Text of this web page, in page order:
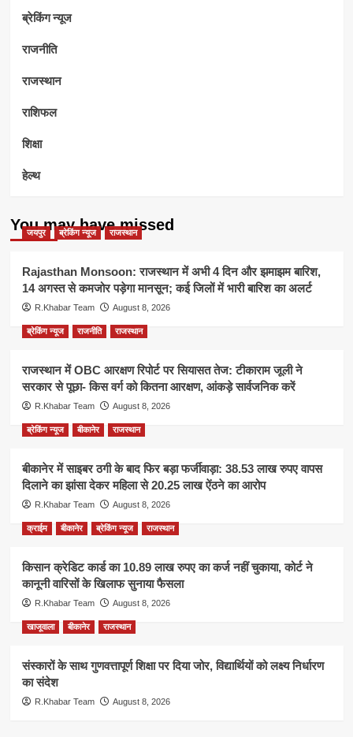
ब्रेकिंग न्यूज
राजनीति
राजस्थान
राशिफल
शिक्षा
हेल्थ
You may have missed
जयपुर ब्रेकिंग न्यूज राजस्थान
Rajasthan Monsoon: राजस्थान में अभी 4 दिन और झमाझम बारिश,
14 अगस्त से कमजोर पड़ेगा मानसून; कई जिलों में भारी बारिश का अलर्ट
R.Khabar Team August 8, 2026
ब्रेकिंग न्यूज राजनीति राजस्थान
राजस्थान में OBC आरक्षण रिपोर्ट पर सियासत तेज: टीकाराम जूली ने
सरकार से पूछा- किस वर्ग को कितना आरक्षण, आंकड़े सार्वजनिक करें
R.Khabar Team August 8, 2026
ब्रेकिंग न्यूज बीकानेर राजस्थान
बीकानेर में साइबर ठगी के बाद फिर बड़ा फर्जीवाड़ा: 38.53 लाख रुपए वापस
दिलाने का झांसा देकर महिला से 20.25 लाख ऐंठने का आरोप
R.Khabar Team August 8, 2026
क्राईम बीकानेर ब्रेकिंग न्यूज राजस्थान
किसान क्रेडिट कार्ड का 10.89 लाख रुपए का कर्ज नहीं चुकाया, कोर्ट ने
कानूनी वारिसों के खिलाफ सुनाया फैसला
R.Khabar Team August 8, 2026
खाजूवाला बीकानेर राजस्थान
संस्कारों के साथ गुणवत्तापूर्ण शिक्षा पर दिया जोर, विद्यार्थियों को लक्ष्य निर्धारण
का संदेश
R.Khabar Team August 8, 2026